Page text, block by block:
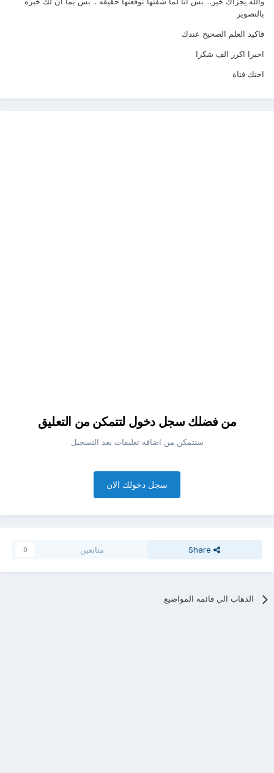
بالتصوير
فاكيد العلم الصحيح عندك
اخيرا اكرر الف شكرا
اختك فتاة
من فضلك سجل دخول لتتمكن من التعليق
ستتمكن من اضافه تعليقات بعد التسجيل
سجل دخولك الان
Share متابعين 0
الذهاب الي قائمه المواضيع